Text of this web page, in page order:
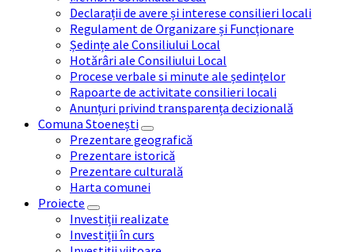
Declarații de avere și interese consilieri locali
Regulament de Organizare și Funcționare
Ședințe ale Consiliului Local
Hotărâri ale Consiliului Local
Procese verbale si minute ale ședințelor
Rapoarte de activitate consilieri locali
Anunțuri privind transparența decizională
Comuna Stoenești
Prezentare geografică
Prezentare istorică
Prezentare culturală
Harta comunei
Proiecte
Investiții realizate
Investiții în curs